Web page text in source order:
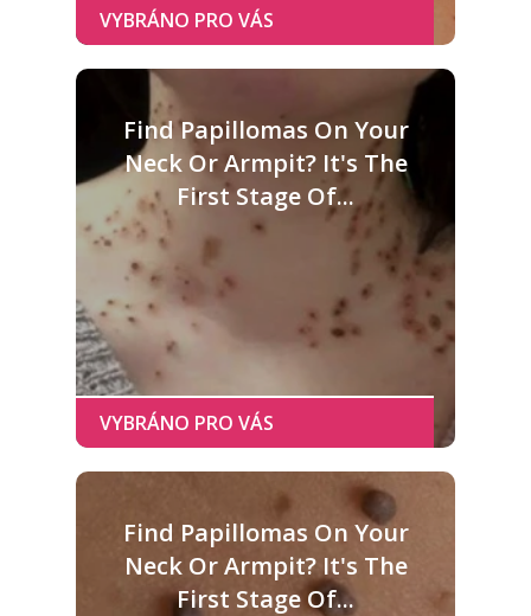
Find Papillomas On Your
Neck Or Armpit? It's The
First Stage Of...
Find Papillomas On Your
Neck Or Armpit? It's The
First Stage Of...